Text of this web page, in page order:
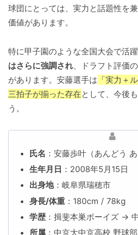
球団にとっては、実力と話題性を
価値があります。
特に甲子園のような全国大会で活躍
はさらに強調され、ドラフト評価
があります。安藤選手は 「実力＋
三拍子が揃った存在として、今後
う。
氏名 ：安藤歩叶（あんどう あ
生年月日 ：2008年5月15日
出身地：岐阜県瑞穂市
身長/体重 ：180cm / 78kg
学歴 ：揖斐本巣ボーイズ →
所属 ：中京大中京高校 野球部